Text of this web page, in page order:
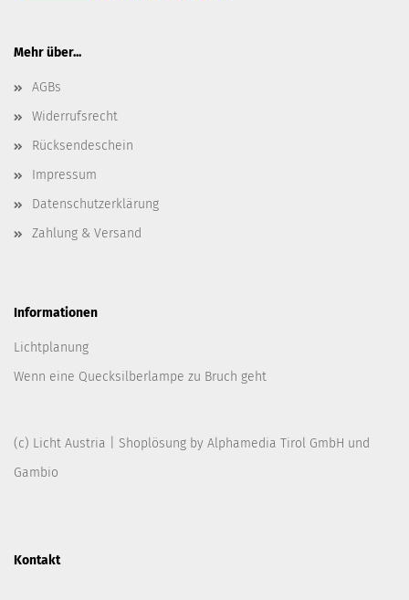
Mehr über...
AGBs
Widerrufsrecht
Rücksendeschein
Impressum
Datenschutzerklärung
Zahlung & Versand
Informationen
Lichtplanung
Wenn eine Quecksilberlampe zu Bruch geht
(c) Licht Austria | Shoplösung by Alphamedia Tirol GmbH und
Gambio
Kontakt